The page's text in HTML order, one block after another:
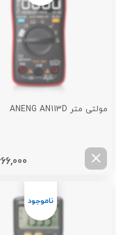
مولتی متر ANENG AN113D